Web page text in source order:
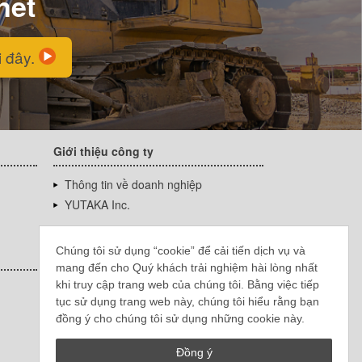
Chúng tôi sử dụng “cookie” để cải tiến dịch vụ và
mang đến cho Quý khách trải nghiệm hài lòng nhất
khi truy cập trang web của chúng tôi. Bằng việc tiếp
tục sử dụng trang web này, chúng tôi hiểu rằng bạn
đồng ý cho chúng tôi sử dụng những cookie này.
Đồng ý
đây.
Giới thiệu công ty
Thông tin về doanh nghiệp
YUTAKA Inc.